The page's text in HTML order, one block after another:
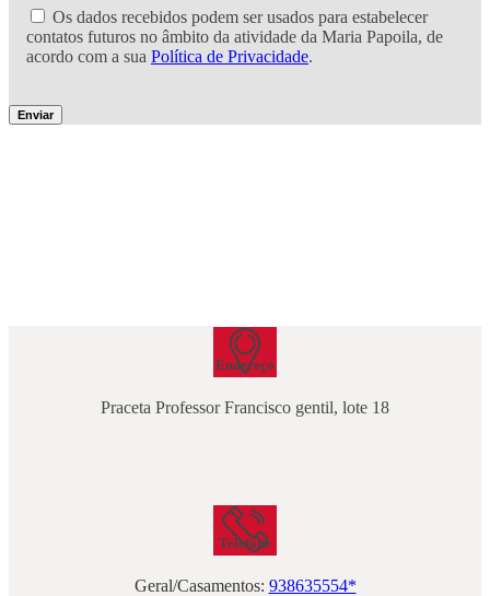
Os dados recebidos podem ser usados para estabelecer
contatos futuros no âmbito da atividade da Maria Papoila, de
acordo com a sua Política de Privacidade.
Endereço
Praceta Professor Francisco gentil, lote 18
Telefone
Geral/Casamentos: 938635554*